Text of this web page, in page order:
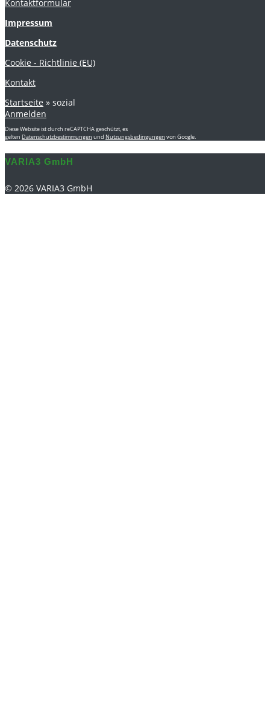
Kontaktformular
Impressum
Datenschutz
Cookie - Richtlinie (EU)
Kontakt
Startseite » sozial
Anmelden
Diese Website ist durch reCAPTCHA geschützt, es
gelten Datenschutzbestimmungen und Nutzungsbedingungen von Google.
VARIA3 GmbH
© 2026 VARIA3 GmbH